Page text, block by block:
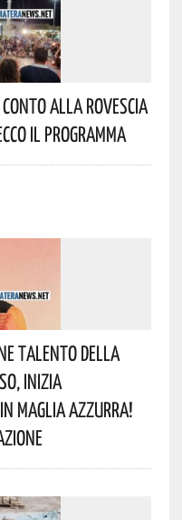
Alla Rovescia
Il Programma
Talento Della
Inizia
Maglia Azzurra!